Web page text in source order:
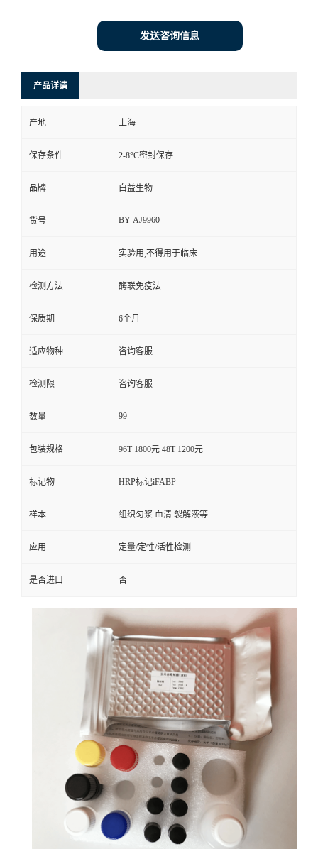
发送咨询信息
产品详请
产地 上海
保存条件 2-8°C密封保存
品牌 白益生物
货号 BY-AJ9960
用途 实验用,不得用于临床
检测方法 酶联免疫法
保质期 6个月
适应物种 咨询客服
检测限 咨询客服
数量 99
包装规格 96T 1800元 48T 1200元
标记物 HRP标记iFABP
样本 组织匀浆 血清 裂解液等
应用 定量/定性/活性检测
是否进口 否